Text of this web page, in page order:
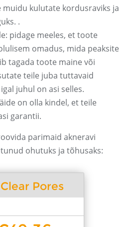
muidu kulutate kordusraviks ja
.
pidage meeles, et toote
omadus, mida peaksite
tagada toote maine või
teile juba tuttavaid
juhul on asi selles.
on olla kindel, et teile
garantii.
parimaid akneravi
ohutuks ja tõhusaks:
Pores